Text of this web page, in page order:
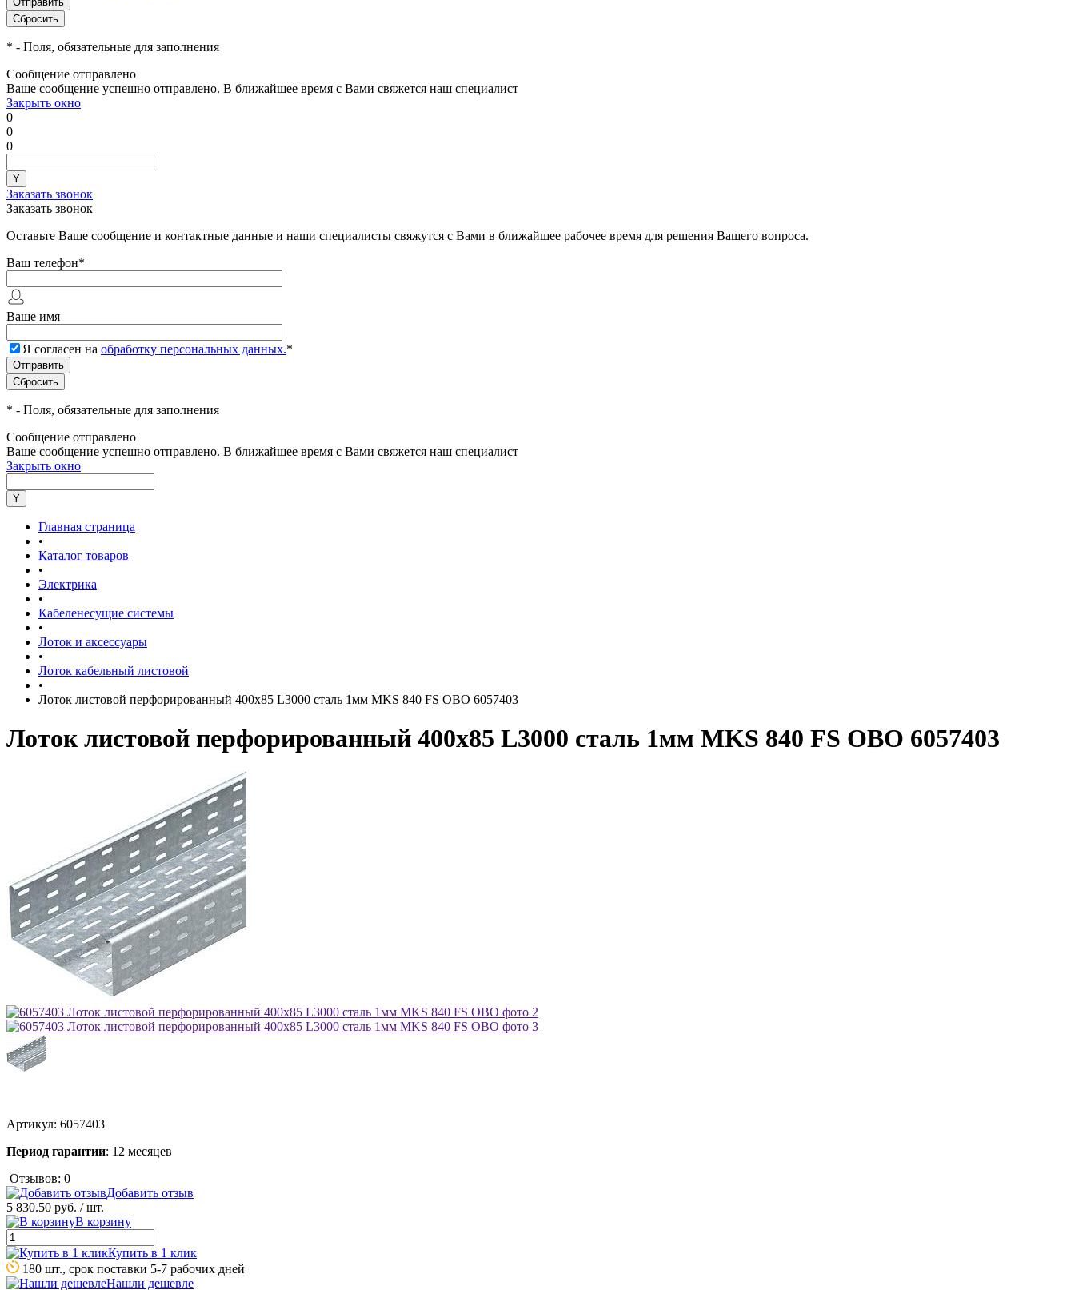
* - Поля, обязательные для заполнения
Сообщение отправлено
Ваше сообщение успешно отправлено. В ближайшее время с Вами свяжется наш специалист
Закрыть окно
0
0
0
Заказать звонок
Заказать звонок
Оставьте Ваше сообщение и контактные данные и наши специалисты свяжутся с Вами в ближайшее рабочее время для решения Вашего вопроса.
Ваш телефон*
Ваше имя
Я согласен на обработку персональных данных.*
* - Поля, обязательные для заполнения
Сообщение отправлено
Ваше сообщение успешно отправлено. В ближайшее время с Вами свяжется наш специалист
Закрыть окно
Главная страница
•
Каталог товаров
•
Электрика
•
Кабеленесущие системы
•
Лоток и аксессуары
•
Лоток кабельный листовой
•
Лоток листовой перфорированный 400х85 L3000 сталь 1мм MKS 840 FS OBO 6057403
Лоток листовой перфорированный 400х85 L3000 сталь 1мм MKS 840 FS OBO 6057403
Артикул: 6057403
Период гарантии: 12 месяцев
Отзывов: 0
Добавить отзыв
5 830.50 руб. / шт.
В корзину
Купить в 1 клик
180 шт., срок поставки 5-7 рабочих дней
Нашли дешевле